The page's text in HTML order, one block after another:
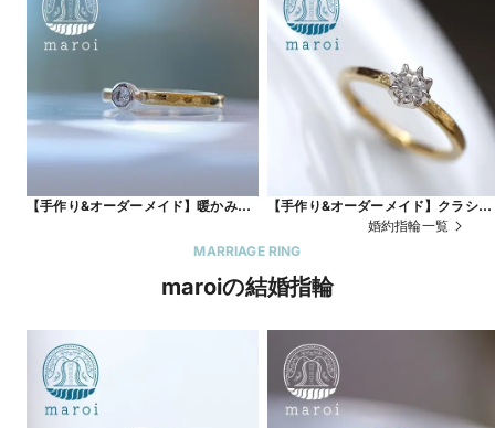
【手作り&オーダーメイド】暖かみの
ネーションカラーのエンゲージリング
【手作り&オーダーメイド】クラシカ
ルテイストの8本爪のエンゲージリン
グ
婚約指輪一覧
MARRIAGE RING
maroiの結婚指輪